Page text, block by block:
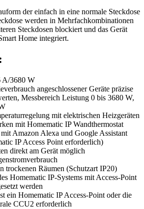
der einfach in eine normale Steckdose
werden in Mehrfachkombinationen
Steckdosen blockiert und das Gerät
Home integriert.
A/3680 W
angeschlossener Geräte präzise
Messbereich Leistung 0 bis 3680 W,
mit elektrischen Heizgeräten
mit Homematic IP Wandthermostat
mit Amazon Alexa und Google Assistant
IP Access Point erforderlich)
direkt am Gerät möglich
trockenen Räumen (Schutzart IP20)
Homematic IP-Systems mit Access-Point
werden
ein Homematic IP Access-Point oder die
CCU2 erforderlich